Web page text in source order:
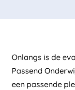
Onlangs is de
Passend
een passende